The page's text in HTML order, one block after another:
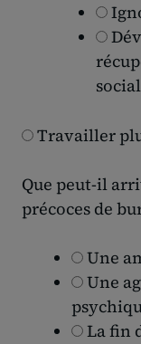
social
Travailler
Que peut-il
précoces de
Une
Une
La fin